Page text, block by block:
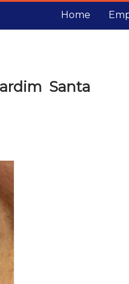
Home
Santa